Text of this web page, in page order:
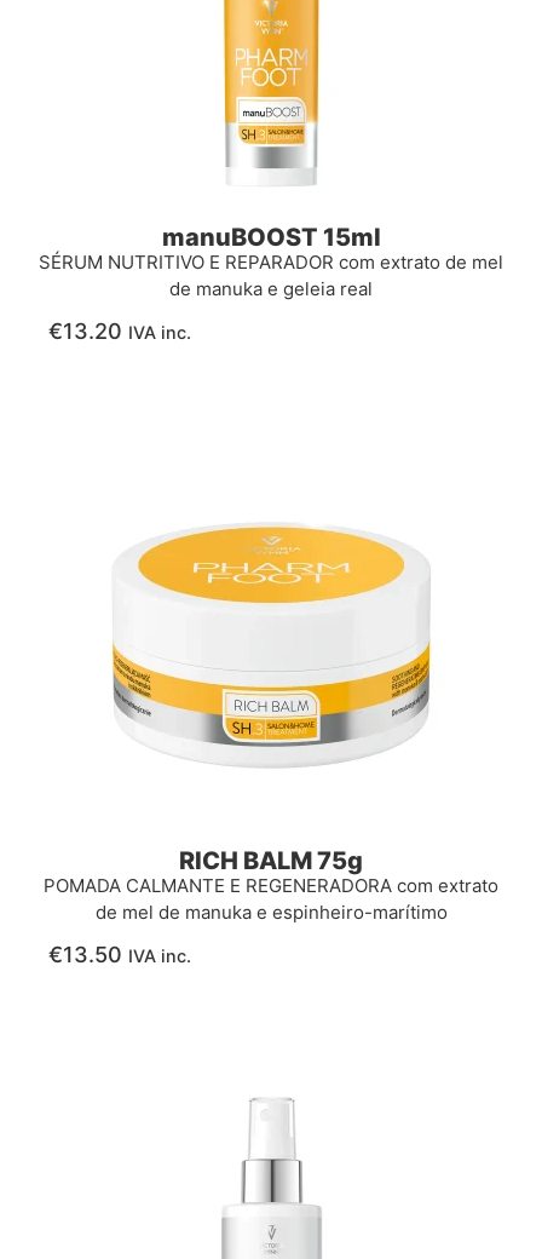
manuBOOST 15ml
SÉRUM NUTRITIVO E REPARADOR com extrato de mel
de manuka e geleia real
€13.20 IVA inc.
RICH BALM 75g
POMADA CALMANTE E REGENERADORA com extrato
de mel de manuka e espinheiro-marítimo
€13.50 IVA inc.